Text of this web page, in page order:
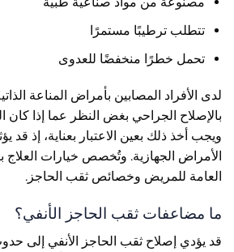
تتطلب ترطيبًا مستمرًا
تحمل خطرًا منخفضًا للعدوى
لدى الأفراد المصابين بأمراض المناعة
بالإصلاح الجراحي بغض النظر عما إذا كان
ويجب أخذ ذلك بعين الاعتبار بعناية، إذ قد
الأمراض الجهازية. وتُخصص خيارات العلاج
العامة للمريض وخصائص ثقب الحاجز.
ما مضاعفات ثقب الحاجز الأنفي؟
قد يؤدي إصلاح ثقب الحاجز الأنفي إلى